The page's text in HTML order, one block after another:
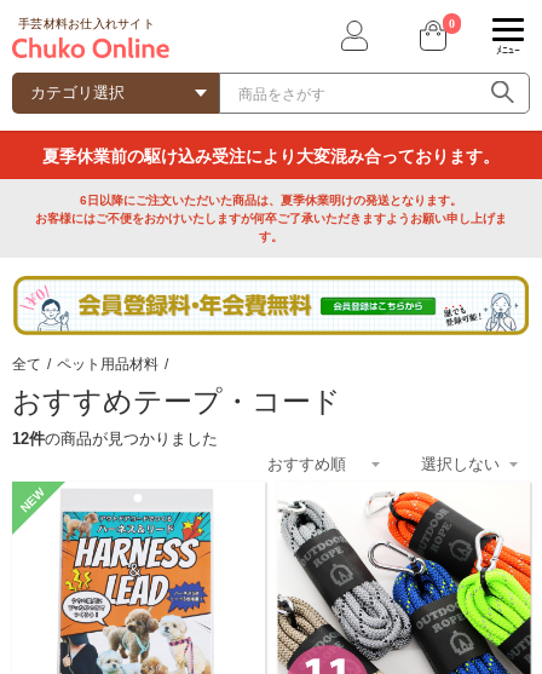
手芸材料お仕入れサイト 0
ﾒﾆｭｰ
夏季休業前の駆け込み受注により大変混み合っております。
6日以降にご注文いただいた商品は、夏季休業明けの発送となります。
お客様にはご不便をおかけいたしますが何卒ご了承いただきますようお願い申し上げま
す。
全て / ペット用品材料 /
おすすめテープ・コード
12件の商品が見つかりました
NEW